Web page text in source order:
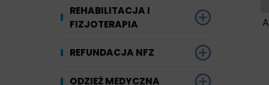
POŃCZOCHY
Kompresjoterapia
Choroby nerek
pokarmowego
Cukrzyca
REHABILITACJA I
FIZJOTERAPIA
Łóżka
Masaż i regeneracja
REFUNDACJA NFZ
Jak uzyskać
ODZIEŻ MEDYCZNA